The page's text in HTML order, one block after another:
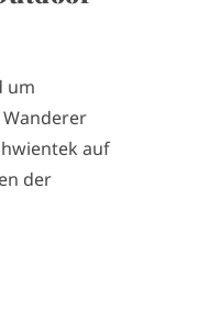
um
auf
der